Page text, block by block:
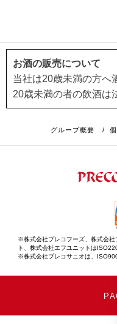
お酒の販売について
当社は20歳未満の方へ
20歳未満の者の飲酒は
グループ概要 /
※株式会社プレコフーズ、株式会社
ト、株式会社エフユニットは
※株式会社プレコサニオは、